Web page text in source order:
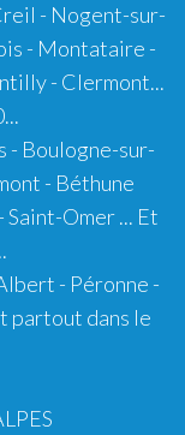
- Nogent-sur-
- Montataire -
- Clermont...
- Boulogne-sur-
- Béthune
Omer ... Et
- Péronne -
partout dans le